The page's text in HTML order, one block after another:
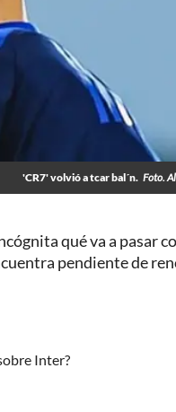
'CR7' volvió a tcar bal´n. Foto.
qué va a pasar
pendiente de
Inter?